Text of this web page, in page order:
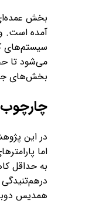
بخش
آمده است.
سیستم‌های
می‌شود تا
بخش‌های
چارچوب
در این
به حداقل
همدیس